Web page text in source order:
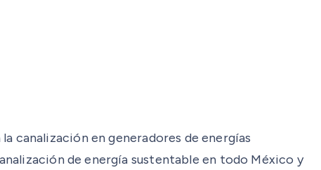
canalización en generadores de energías
de energía sustentable en todo México y